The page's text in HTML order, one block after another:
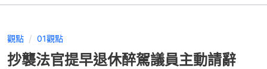
觀點 01觀點
抄襲法官提早退休醉駕議員主動請辭